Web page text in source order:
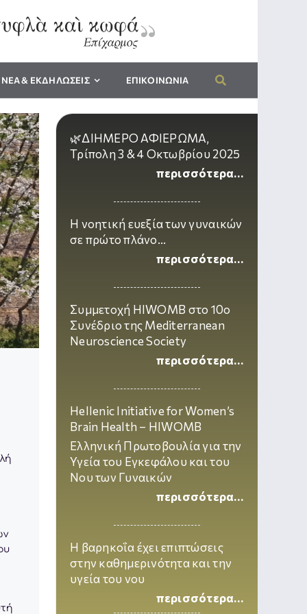
ΝΕΑ & ΕΚΔΗΛΩΣΕΙΣ ΕΠΙΚΟΙΝΩΝΙΑ
🌿ΔΙΗΜΕΡΟ ΑΦΙΕΡΩΜΑ,
Τρίπολη 3 & 4 Οκτωβρίου 2025
περισσότερα…
Η νοητική ευεξία των γυναικών
σε πρώτο πλάνο…
περισσότερα…
Συμμετοχή HIWOMB στο 10ο
Συνέδριο της Mediterranean
Neuroscience Society
περισσότερα…
Hellenic Initiative for Women’s
Brain Health – HIWOMB
Ελληνική Πρωτοβουλία για την
Υγεία του Εγκεφάλου και του
Νου των Γυναικών
περισσότερα…
Η βαρηκοΐα έχει επιπτώσεις
στην καθημερινότητα και την
υγεία του νου
περισσότερα…